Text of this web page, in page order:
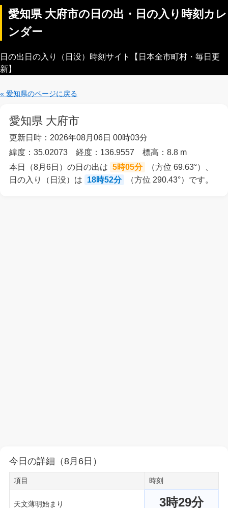
愛知県 大府市の日の出・日の入り時刻カレ
ンダー
日の出日の入り（日没）時刻サイト【日本全市町村・毎日更
新】
« 愛知県のページに戻る
愛知県 大府市
更新日時：2026年08月06日 00時03分
緯度：35.02073 経度：136.9557 標高：8.8 m
本日（8月6日）の日の出は 5時05分
（方位 69.63°）、
日の入り（日没）は
18時52分 （方位 290.43°）です。
今日の詳細（8月6日）
項目 時刻
天文薄明始まり 3時29分